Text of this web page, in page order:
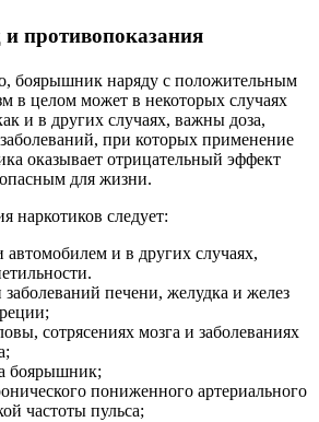
противопоказания
боярышник наряду с положительным
в целом может в некоторых случаях
и в других случаях, важны доза,
при которых применение
оказывает отрицательный эффект
для жизни.
наркотиков следует:
и в других случаях,
печени, желудка и желез
сотрясениях мозга и заболеваниях
боярышник;
пониженного артериального
частоты пульса;